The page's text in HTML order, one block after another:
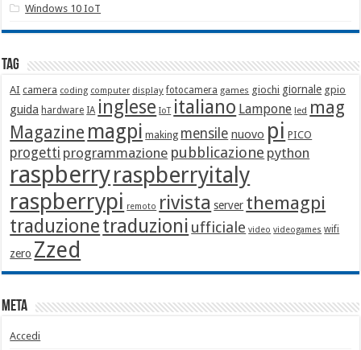
Windows 10 IoT
Tag
AI camera coding computer display fotocamera games giochi giornale gpio
guida hardware IA inglese IoT italiano Lampone led mag
Magazine magpi making mensile nuovo pi PICO
progetti programmazione pubblicazione python
raspberryraspberryitaly
raspberrypi remoto rivista server themagpi
traduzionetraduzioni ufficiale video videogames wifi
zero Zzed
Meta
Accedi